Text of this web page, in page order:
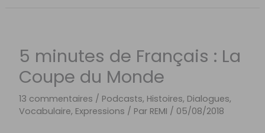
5 minutes de Français : La
Coupe du Monde
13 commentaires / Podcasts, Histoires, Dialogues,
Vocabulaire, Expressions / Par REMI / 05/08/2018